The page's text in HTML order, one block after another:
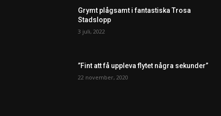
Grymt plågsamt i fantastiska Trosa
Stadslopp
3 juli, 2022
”Fint att få uppleva flytet några sekunder”
22 november, 2020